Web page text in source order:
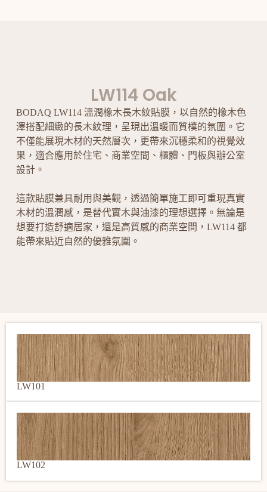
LW114 Oak
BODAQ LW114 溫潤橡木長木紋貼膜，以自然的橡木色
澤搭配細緻的長木紋理，呈現出溫暖而質樸的氛圍。它
不僅能展現木材的天然層次，更帶來沉穩柔和的視覺效
果，適合應用於住宅、商業空間、櫃體、門板與辦公室
設計。
這款貼膜兼具耐用與美觀，透過簡單施工即可重現真實
木材的溫潤感，是替代實木與油漆的理想選擇。無論是
想要打造舒適居家，還是高質感的商業空間，LW114 都
能帶來貼近自然的優雅氛圍。
LW101
LW102